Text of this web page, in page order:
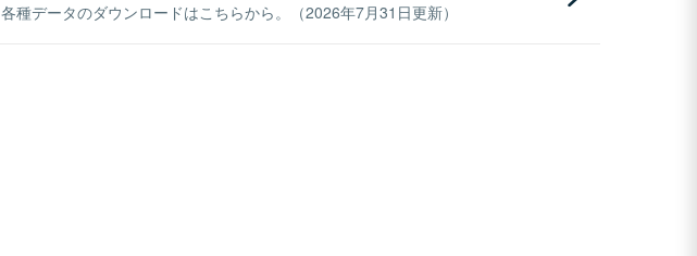
各種データのダウンロードはこちらから。（2026年7月31日更新）